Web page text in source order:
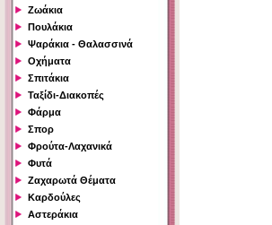
Ζωάκια
Πουλάκια
Ψαράκια - Θαλασσινά
Οχήματα
Σπιτάκια
Ταξίδι-Διακοπές
Φάρμα
Σπορ
Φρούτα-Λαχανικά
Φυτά
Ζαχαρωτά Θέματα
Καρδούλες
Αστεράκια